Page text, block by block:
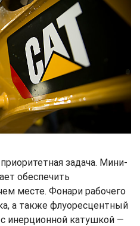
задача. Мини-
обеспечить
месте. Фонари рабочего
а также флуоресцентный
инерционной катушкой —